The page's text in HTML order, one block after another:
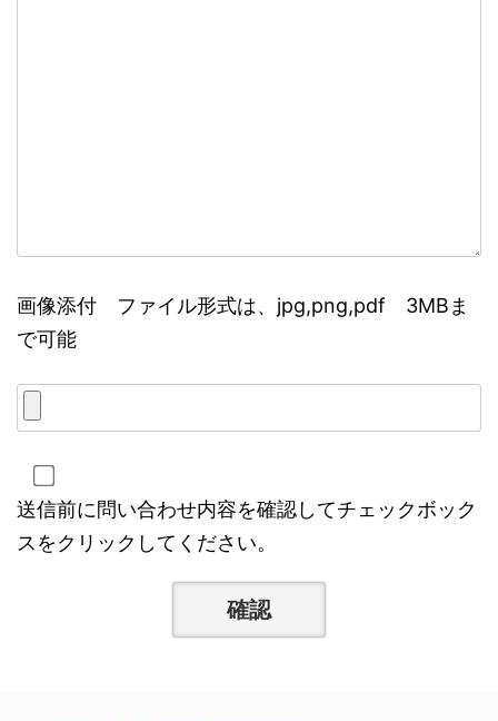
画像添付 ファイル形式は、jpg,png,pdf 3MBま
で可能
送信前に問い合わせ内容を確認してチェックボック
スをクリックしてください。